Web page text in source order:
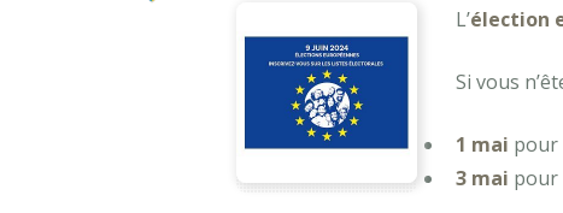
L’élection
Si vous
1 mai pour
3 mai pour